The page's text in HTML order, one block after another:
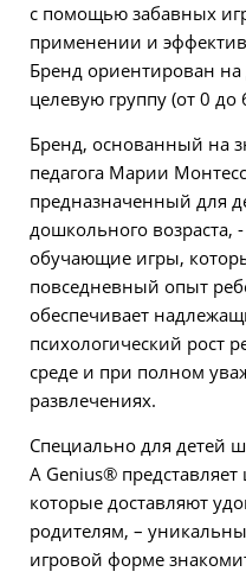
с помощью забавных
применении и
Бренд ориентирован
целевую группу (от 0 до
Бренд, основанный на
педагога Марии
предназначенный для
дошкольного возраста,
обучающие игры,
повседневный опыт
обеспечивает
психологический рост
среде и при полном
развлечениях.
Специально для детей
A Genius®
которые доставляют
родителям, –
игровой форме